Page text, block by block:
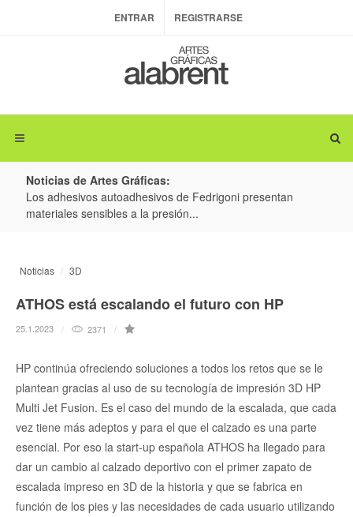
ENTRAR REGISTRARSE
Noticias de Artes Gráficas:
Los adhesivos autoadhesivos de Fedrigoni presentan
materiales sensibles a la presión...
Noticias 3D
ATHOS está escalando el futuro con HP
25.1.2023 2371
HP continúa ofreciendo soluciones a todos los retos que se le
plantean gracias al uso de su tecnología de impresión 3D HP
Multi Jet Fusion. Es el caso del mundo de la escalada, que cada
vez tiene más adeptos y para el que el calzado es una parte
esencial. Por eso la start-up española ATHOS ha llegado para
dar un cambio al calzado deportivo con el primer zapato de
escalada impreso en 3D de la historia y que se fabrica en
función de los pies y las necesidades de cada usuario utilizando